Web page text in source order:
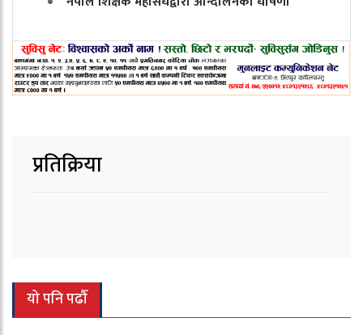
प्रतिक्रिया
यो पनि पढौँ